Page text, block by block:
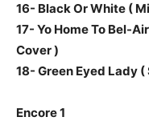
16- Black Or White (
17- Yo Home To Bel-
Cover )
18- Green Eyed Lady
Encore 1